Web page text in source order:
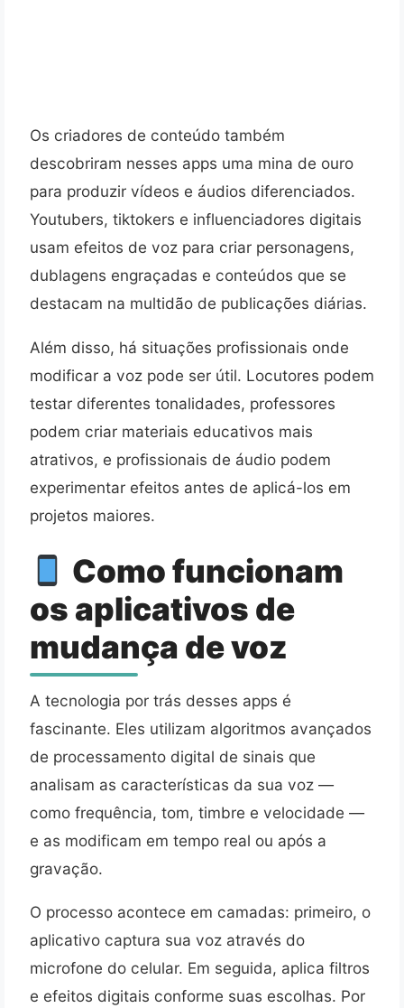
Os criadores de conteúdo também
descobriram nesses apps uma mina de ouro
para produzir vídeos e áudios diferenciados.
Youtubers, tiktokers e influenciadores digitais
usam efeitos de voz para criar personagens,
dublagens engraçadas e conteúdos que se
destacam na multidão de publicações diárias.
Além disso, há situações profissionais onde
modificar a voz pode ser útil. Locutores podem
testar diferentes tonalidades, professores
podem criar materiais educativos mais
atrativos, e profissionais de áudio podem
experimentar efeitos antes de aplicá-los em
projetos maiores.
Como funcionam
os aplicativos de
mudança de voz
A tecnologia por trás desses apps é
fascinante. Eles utilizam algoritmos avançados
de processamento digital de sinais que
analisam as características da sua voz —
como frequência, tom, timbre e velocidade —
e as modificam em tempo real ou após a
gravação.
O processo acontece em camadas: primeiro, o
aplicativo captura sua voz através do
microfone do celular. Em seguida, aplica filtros
e efeitos digitais conforme suas escolhas. Por